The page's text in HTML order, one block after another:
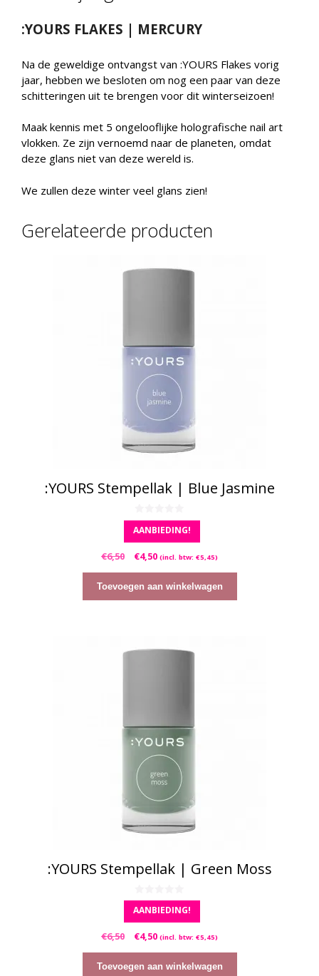
:YOURS FLAKES | MERCURY
Na de geweldige ontvangst van :YOURS Flakes vorig
jaar, hebben we besloten om nog een paar van deze
schitteringen uit te brengen voor dit winterseizoen!
Maak kennis met 5 ongelooflijke holografische nail art
vlokken. Ze zijn vernoemd naar de planeten, omdat
deze glans niet van deze wereld is.
We zullen deze winter veel glans zien!
Gerelateerde producten
:YOURS Stempellak | Blue Jasmine
0
v
5
AANBIEDING!
€6,50
Oorspronkelijke
was:
€4,50Huidige
is:
(incl. btw: €5,45)
Toevoegen aan winkelwagen
:YOURS Stempellak | Green Moss
0
v
5
AANBIEDING!
€6,50
Oorspronkelijke
was:
€4,50Huidige
is:
(incl. btw: €5,45)
Toevoegen aan winkelwagen